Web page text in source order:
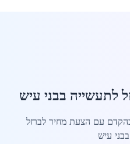
לתעשייה בבני עיש
בהקדם עם הצעת מחיר לברזל
עיש